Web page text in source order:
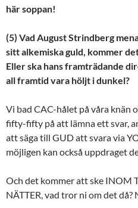
här soppan!
(5) Vad August Strindberg
sitt alkemiska guld, kommer
Eller ska hans framträdande
all framtid vara höljt i dunkel?
Vi bad CAC-hålet på våra knän
fifty-fifty på att lämna ett svar,
att säga till GUD att svara via
möjligen kan också uppdraget
Och det kommer att ske INOM
NÄTTER, vad tror ni om det då?